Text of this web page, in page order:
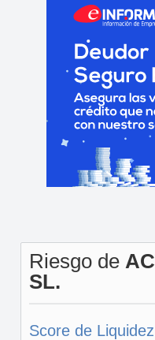
Riesgo de
SL.
Score de Liquidez